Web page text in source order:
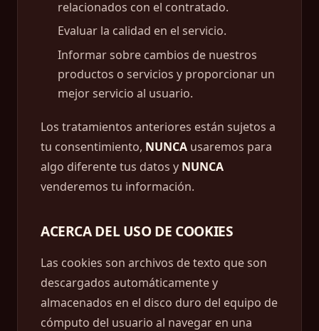
relacionados con el contratado.
Evaluar la calidad en el servicio.
Informar sobre cambios de nuestros
productos o servicios y proporcionar un
mejor servicio al usuario.
Los tratamientos anteriores están sujetos a
tu consentimiento, NUNCA usaremos para
algo diferente tus datos y NUNCA
venderemos tu información.
ACERCA DEL USO DE COOKIES
Las cookies son archivos de texto que son
descargados automáticamente y
almacenados en el disco duro del equipo de
cómputo del usuario al navegar en una